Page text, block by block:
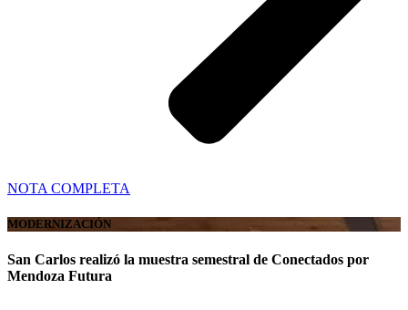
NOTA COMPLETA
MODERNIZACIÓN
San Carlos realizó la muestra semestral de Conectados por
Mendoza Futura